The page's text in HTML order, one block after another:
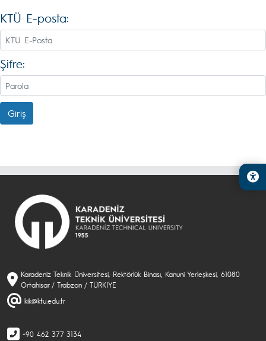
KTÜ E-posta:
Şifre:
Giriş
Karadeniz Teknik Üniversitesi, Rektörlük Binası, Kanuni Yerleşkesi, 61080
Ortahisar / Trabzon / TÜRKİYE
kik@ktu.edu.tr
+90 462 377 3134